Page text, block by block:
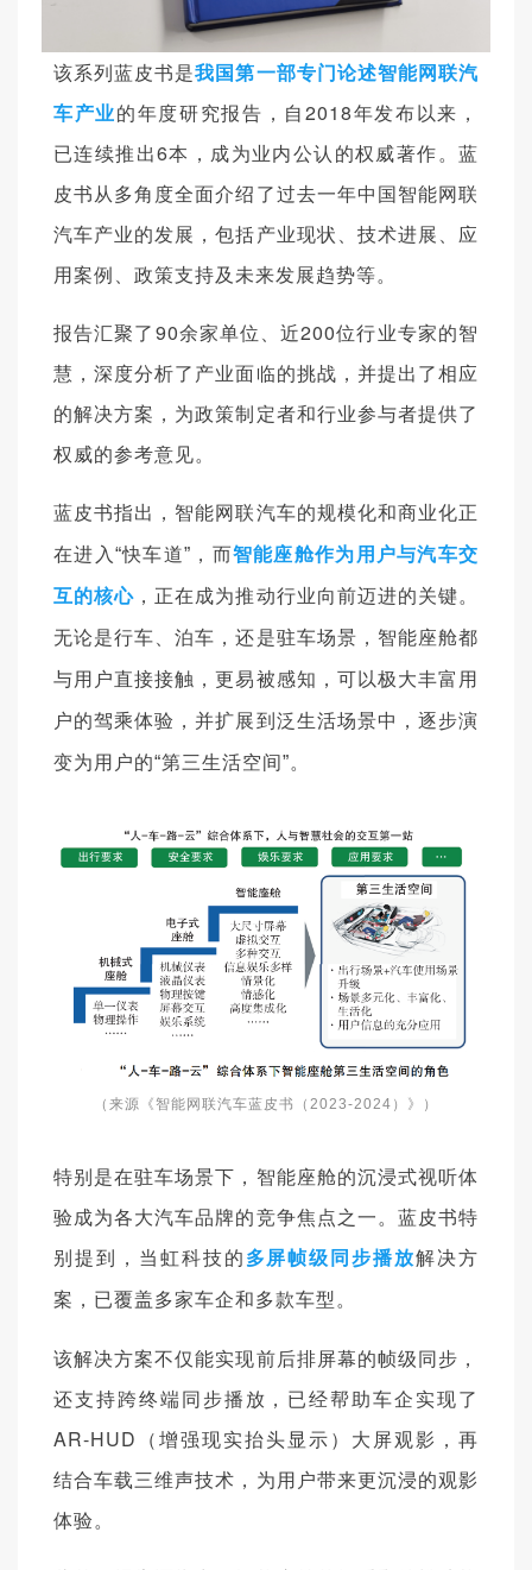
该系列蓝皮书是我国第一部专门论述智能网联汽
车产业的年度研究报告，自2018年发布以来，
已连续推出6本，成为业内公认的权威著作。蓝
皮书从多角度全面介绍了过去一年中国智能网联
汽车产业的发展，包括产业现状、技术进展、应
用案例、政策支持及未来发展趋势等。
报告汇聚了90余家单位、近200位行业专家的智
慧，深度分析了产业面临的挑战，并提出了相应
的解决方案，为政策制定者和行业参与者提供了
权威的参考意见。
蓝皮书指出，智能网联汽车的规模化和商业化正
在进入“快车道”，而智能座舱作为用户与汽车交
互的核心 ，正在成为推动行业向前迈进的关键。
无论是行车、泊车，还是驻车场景，智能座舱都
与用户直接接触，更易被感知，可以极大丰富用
户的驾乘体验，并扩展到泛生活场景中，逐步演
变为用户的“第三生活空间”。
（ 来源《智能网联汽车蓝皮书（2023-2024）》 ）
特别是在驻车场景下，智能座舱的沉浸式视听体
验成为各大汽车品牌的竞争焦点之一。蓝皮书特
别提到，当虹科技的多屏帧级同步播放解决方
案 ，已覆盖多家车企和多款车型。
该解决方案不仅能实现前后排屏幕的帧级同步，
还支持跨终端同步播放，已经帮助车企实现了
AR-HUD（增强现实抬头显示）大屏观影，再
结合车载三维声技术，为用户带来更沉浸的观影
体验。